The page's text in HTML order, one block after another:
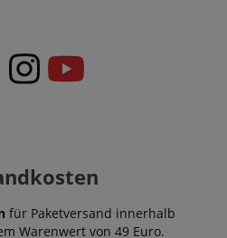
für Paketversand innerhalb
Warenwert von 49 Euro.